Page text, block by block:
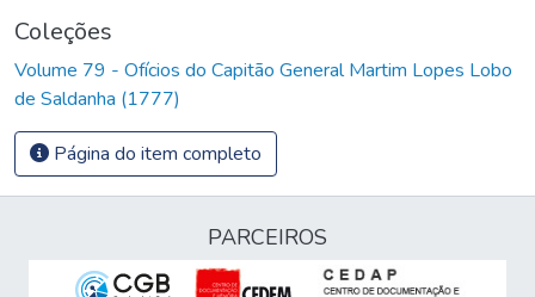
Coleções
Volume 79 - Ofícios do Capitão General Martim Lopes Lobo
de Saldanha (1777)
Página do item completo
PARCEIROS